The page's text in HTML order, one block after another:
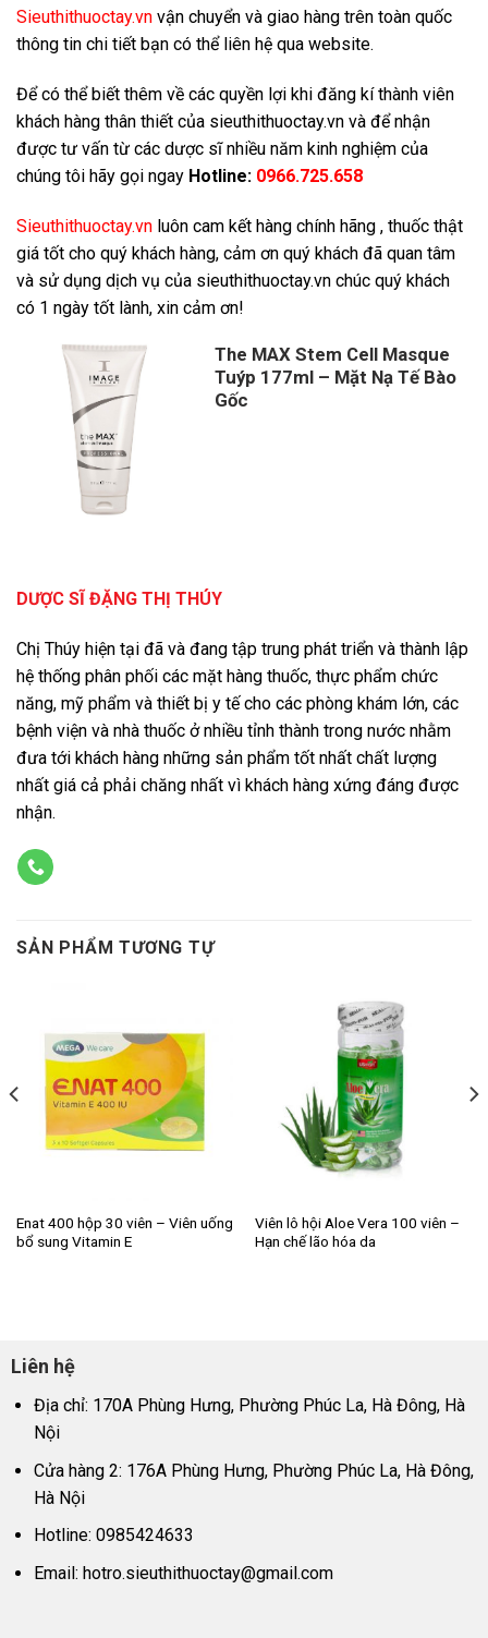
Sieuthithuoctay.vn vận chuyển và giao hàng trên toàn quốc
thông tin chi tiết bạn có thể liên hệ qua website.
Để có thể biết thêm về các quyền lợi khi đăng kí thành viên
khách hàng thân thiết của sieuthithuoctay.vn và để nhận
được tư vấn từ các dược sĩ nhiều năm kinh nghiệm của
chúng tôi hãy gọi ngay Hotline: 0966.725.658
Sieuthithuoctay.vn luôn cam kết hàng chính hãng , thuốc thật
giá tốt cho quý khách hàng, cảm ơn quý khách đã quan tâm
và sử dụng dịch vụ của sieuthithuoctay.vn chúc quý khách
có 1 ngày tốt lành, xin cảm ơn!
The MAX Stem Cell Masque
Tuýp 177ml – Mặt Nạ Tế Bào
Gốc
DƯỢC SĨ ĐẶNG THỊ THÚY
Chị Thúy hiện tại đã và đang tập trung phát triển và thành lập
hệ thống phân phối các mặt hàng thuốc, thực phẩm chức
năng, mỹ phẩm và thiết bị y tế cho các phòng khám lớn, các
bệnh viện và nhà thuốc ở nhiều tỉnh thành trong nước nhằm
đưa tới khách hàng những sản phẩm tốt nhất chất lượng
nhất giá cả phải chăng nhất vì khách hàng xứng đáng được
nhận.
SẢN PHẨM TƯƠNG TỰ
Enat 400 hộp 30 viên – Viên uống
bổ sung Vitamin E
Viên lô hội Aloe Vera 100 viên –
Hạn chế lão hóa da
Liên hệ
Địa chỉ: 170A Phùng Hưng, Phường Phúc La, Hà Đông, Hà
Nội
Cửa hàng 2: 176A Phùng Hưng, Phường Phúc La, Hà Đông,
Hà Nội
Hotline: 0985424633
Email: hotro.sieuthithuoctay@gmail.com